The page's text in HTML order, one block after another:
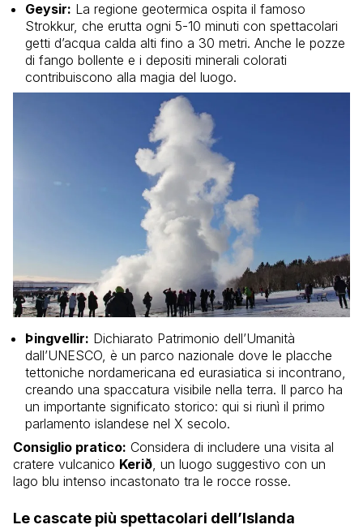
Geysir: La regione geotermica ospita il famoso
Strokkur, che erutta ogni 5-10 minuti con spettacolari
getti d’acqua calda alti fino a 30 metri. Anche le pozze
di fango bollente e i depositi minerali colorati
contribuiscono alla magia del luogo.
Þingvellir: Dichiarato Patrimonio dell’Umanità
dall’UNESCO, è un parco nazionale dove le placche
tettoniche nordamericana ed eurasiatica si incontrano,
creando una spaccatura visibile nella terra. Il parco ha
un importante significato storico: qui si riunì il primo
parlamento islandese nel X secolo.
Consiglio pratico: Considera di includere una visita al
cratere vulcanico Kerið, un luogo suggestivo con un
lago blu intenso incastonato tra le rocce rosse.
Le cascate più spettacolari dell’Islanda